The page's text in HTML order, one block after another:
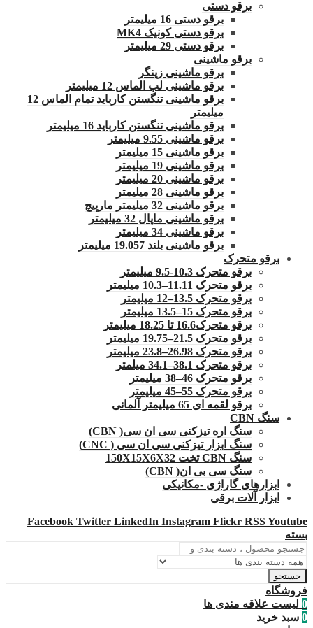
برقو دستی
برقو دستی 16 میلیمتر
برقو دستی کونیک MK4
برقو دستی 29 میلیمتر
برقو ماشینی
برقو ماشینی زینگر
برقو ماشینی لب الماس 12 میلیمتر
برقو ماشینی تنگستن کارباید تمام الماس 12
میلیمتر
برقو ماشینی تنگستن کارباید 16 میلیمتر
برقو ماشینی 9.55 میلیمتر
برقو ماشینی 15 میلیمتر
برقو ماشینی 19 میلیمتر
برقو ماشینی 20 میلیمتر
برقو ماشینی 28 میلیمتر
برقو ماشینی 32 میلیمتر مارپیچ
برقو ماشینی ماپال 32 میلیمتر
برقو ماشینی 34 میلیمتر
برقو ماشینی بلند 19.057 میلیمتر
برقو متحرک
برقو متحرک 10.3-9.5 میلیمتر
برقو متحرک 11.11–10.3 میلیمتر
برقو متحرک 13.5–12 میلیمتر
برقو متحرک 15–13.5 میلیمتر
برقو متحرک16.6 تا 18.25 میلیمتر
برقو متحرک 21.5–19.75 میلیمتر
برقو متحرک 26.98–23.8 میلیمتر
برقو متحرک 38.1–34.1 میلمتر
برقو متحرک 46–38 میلیمتر
برقو متحرک 55–45 میلیمتر
برقو لقمه ای 65 میلیمتر آلمانی
سنگ CBN
سنگ اره تیزکنی سی ان سی( CBN)
سنگ ابزار تیزکنی سی ان سی ( CNC)
سنگ CBN تخت 150X15X6X32
سنگ سی بی ان( CBN)
ابزارهای گاراژی -مکانیکی
ابزار آلات برقی
Facebook Twitter LinkedIn Instagram Flickr RSSYoutube
بسته
جستجو
فروشگاه
0 لیست علاقه مندی ها
0 سبد خرید